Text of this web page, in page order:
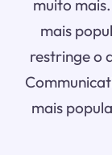
muito
mais
restringe o
mais